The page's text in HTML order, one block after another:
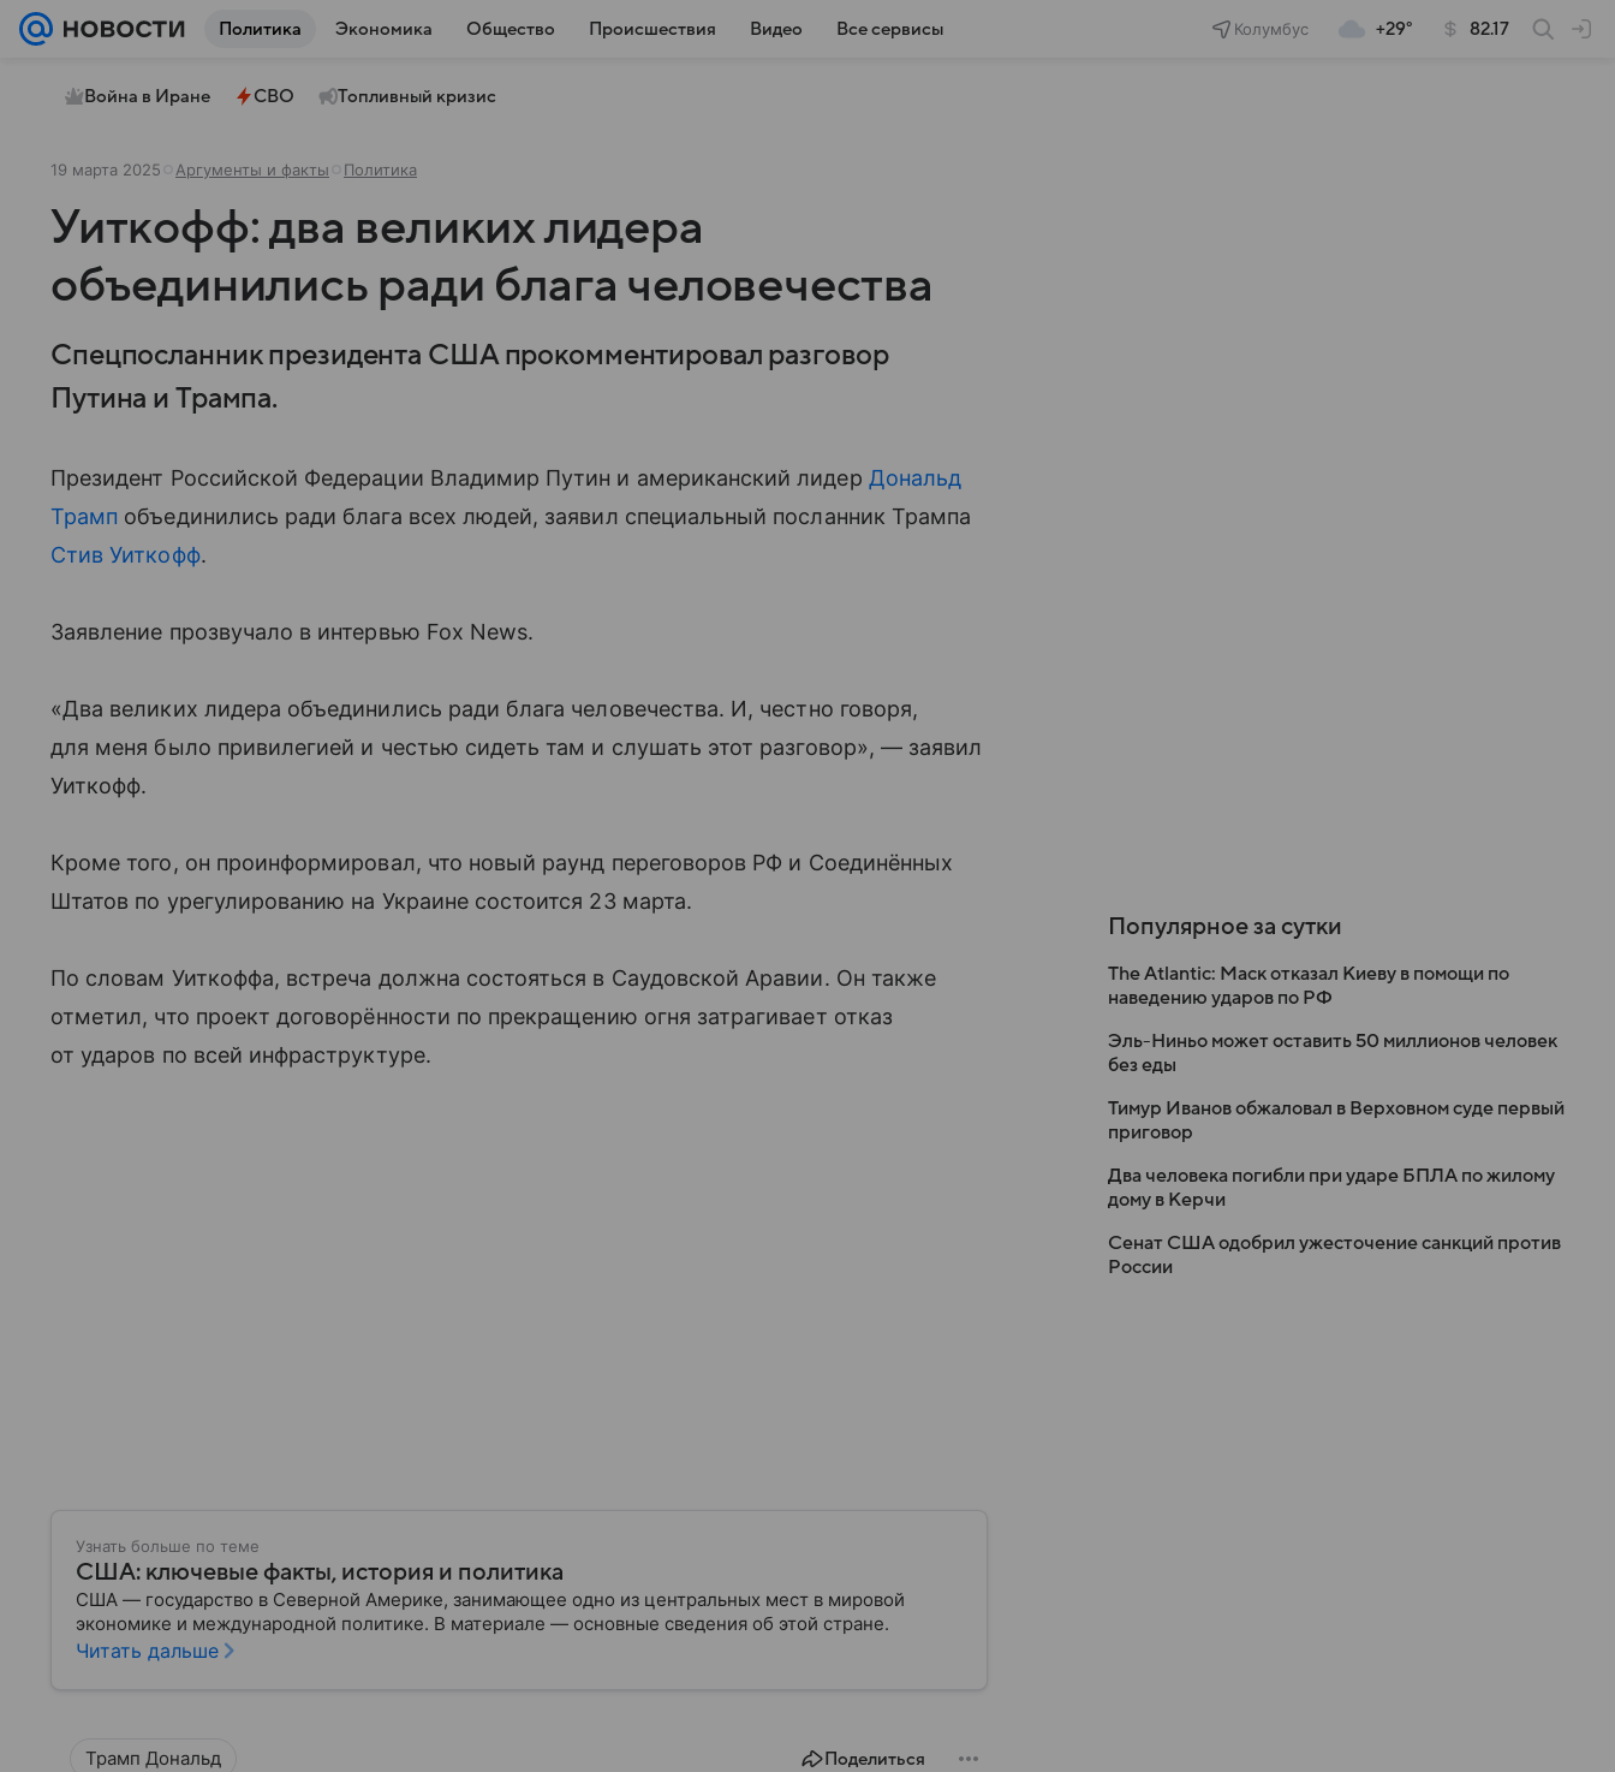
Политика Экономика Общество Происшествия Видео Все сервисы Колумбус +29° 82.17
Война в Иране СВО Топливный кризис
19 марта 2025 Аргументы и факты Политика
Уиткофф: два великих лидера
объединились ради блага человечества
Спецпосланник президента США прокомментировал разговор
Путина и Трампа.
Президент Российской Федерации Владимир Путин и американский лидер Дональд
Трамп объединились ради блага всех людей, заявил специальный посланник Трампа
Стив Уиткофф.
Заявление прозвучало в интервью Fox News.
«Два великих лидера объединились ради блага человечества. И, честно говоря,
для меня было привилегией и честью сидеть там и слушать этот разговор», — заявил
Уиткофф.
Кроме того, он проинформировал, что новый раунд переговоров РФ и Соединённых
Штатов по урегулированию на Украине состоится 23 марта.
По словам Уиткоффа, встреча должна состояться в Саудовской Аравии. Он также
отметил, что проект договорённости по прекращению огня затрагивает отказ
от ударов по всей инфраструктуре.
Узнать больше по теме
США: ключевые факты, история и политика
США — государство в Северной Америке, занимающее одно из центральных мест в мировой
экономике и международной политике. В материале — основные сведения об этой стране.
Читать дальше
Трамп Дональд Поделиться
Популярное за сутки
The Atlantic: Маск отказал Киеву в помощи по
наведению ударов по РФ
Эль-Ниньо может оставить 50 миллионов человек
без еды
Тимур Иванов обжаловал в Верховном суде первый
приговор
Два человека погибли при ударе БПЛА по жилому
дому в Керчи
Сенат США одобрил ужесточение санкций против
России